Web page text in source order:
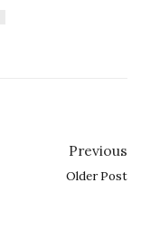
Previous
Older Post